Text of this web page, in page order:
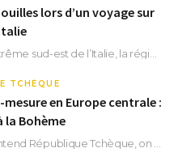
lors d’un voyage sur
TCHÈQUE
en Europe centrale :
la Bohème